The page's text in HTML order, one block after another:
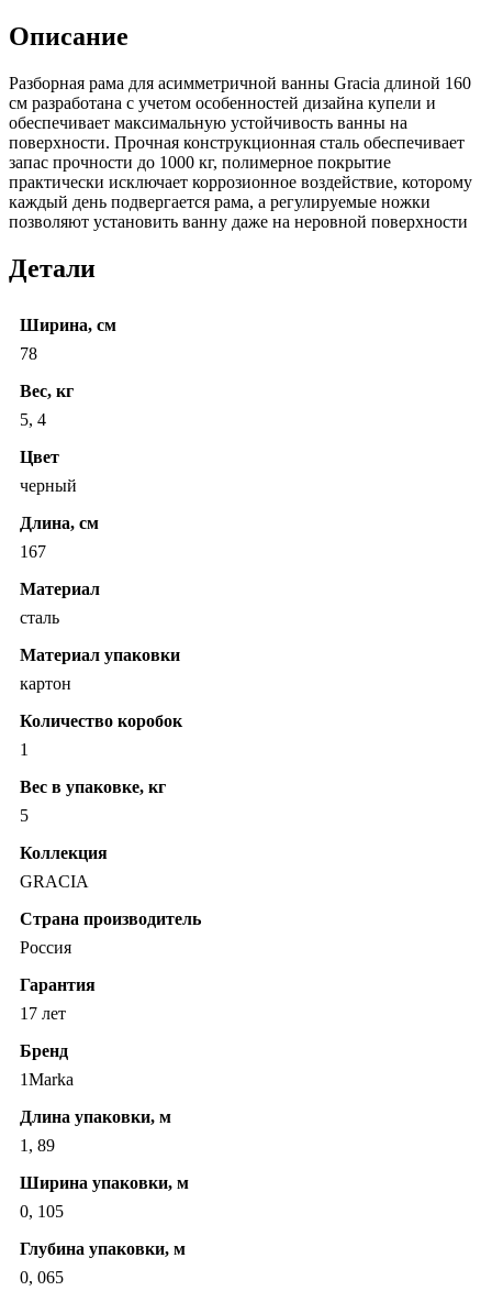
Описание
Разборная рама для асимметричной ванны Gracia длиной 160
см разработана с учетом особенностей дизайна купели и
обеспечивает максимальную устойчивость ванны на
поверхности. Прочная конструкционная сталь обеспечивает
запас прочности до 1000 кг, полимерное покрытие
практически исключает коррозионное воздействие, которому
каждый день подвергается рама, а регулируемые ножки
позволяют установить ванну даже на неровной поверхности
Детали
Ширина, см
78
Вес, кг
5, 4
Цвет
черный
Длина, см
167
Материал
сталь
Материал упаковки
картон
Количество коробок
1
Вес в упаковке, кг
5
Коллекция
GRACIA
Страна производитель
Россия
Гарантия
17 лет
Бренд
1Marka
Длина упаковки, м
1, 89
Ширина упаковки, м
0, 105
Глубина упаковки, м
0, 065